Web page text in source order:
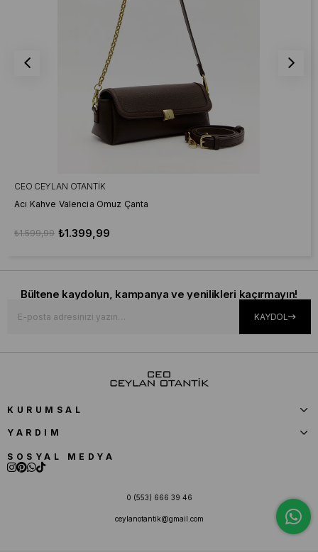
CEO CEYLAN OTANTIK
Acı Kahve Valencia Omuz Çanta
₺1.399,99
₺1.599,99
Bültene kaydolun, kampanya ve yenilikleri kaçırmayın!
KAYDOL
KURUMSAL
YARDIM
SOSYAL MEDYA
0 (553) 666 39 46
ceylanotantik@gmail.com